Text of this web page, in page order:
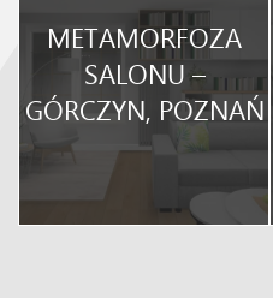
METAMORFOZA
SALONU –
GÓRCZYN, POZNAŃ